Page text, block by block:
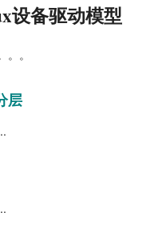
设备驱动模型
。
层